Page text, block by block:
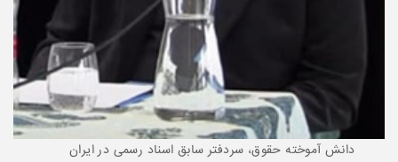
دانش آموخته حقوق، سردفتر سابق اسناد رسمی در ایران